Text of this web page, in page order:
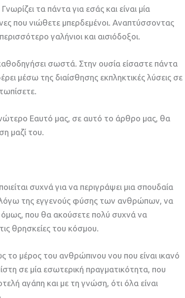
τα πάντα για εσάς και είναι μία
που νιώθετε μπερδεμένοι. Αναπτύσσοντας
γαλήνιοι και αισιόδοξοι.
σωστά. Στην ουσία είσαστε πάντα
μέσω της διαίσθησης εκπληκτικές λύσεις σε
Εαυτό μας, σε αυτό το άρθρο μας, θα
μαζί του.
συχνά για να περιγράψει μια σπουδαία
λόγω της εγγενούς φύσης των ανθρώπων, να
όμως, που θα ακούσετε πολύ συχνά να
θρησκείες του κόσμου.
το μέρος του ανθρώπινου νου που είναι ικανό
σε μία εσωτερική πραγματικότητα, που
αγάπη και με τη γνώση, ότι όλα είναι